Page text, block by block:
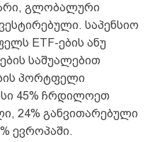
გლობალური
საპენსიო
ETF-ების ანუ
საშუალებით
პორტფელი
45% ჩრდილოეთ
24% განვითარებული
ევროპაში.